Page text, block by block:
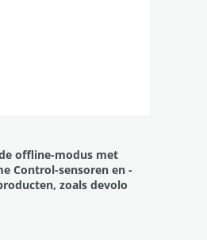
offline-modus met
Control-sensoren en -
zoals devolo